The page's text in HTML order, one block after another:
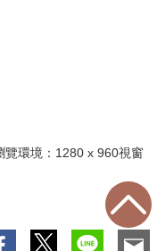
覽環境：1280 x 960視窗